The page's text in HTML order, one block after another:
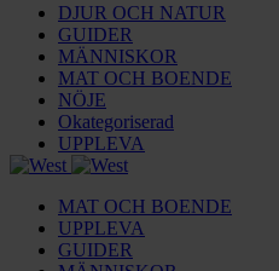
DJUR OCH NATUR
GUIDER
MÄNNISKOR
MAT OCH BOENDE
NÖJE
Okategoriserad
UPPLEVA
MAT OCH BOENDE
UPPLEVA
GUIDER